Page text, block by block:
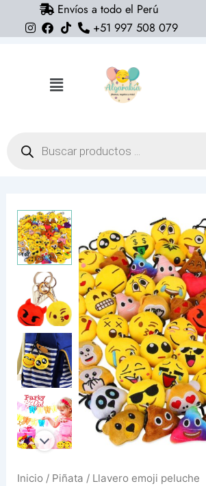
Envíos a todo el Perú
+51 997 508 079
Flyout
productos
Inicio / Piñata / Llavero emoji peluche
Llavero
emoji
peluche
(diseños
variados)
sorpresas
cantidad